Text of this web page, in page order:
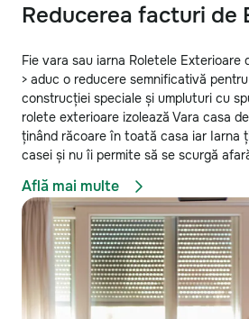
Reducerea facturi de
Fie vara sau iarna Roletele Exterioare
> aduc o reducere semnificativă
construcției speciale și umpluturi cu
rolete exterioare izolează Vara casa
ținând răcoare în toată casa iar Iarna
casei și nu îi permite să se scurgă
Află mai multe